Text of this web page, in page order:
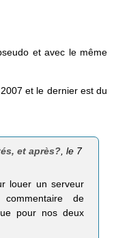
et avec le même
et le dernier est du
et après?, le 7
louer un serveur
de
pour nos deux